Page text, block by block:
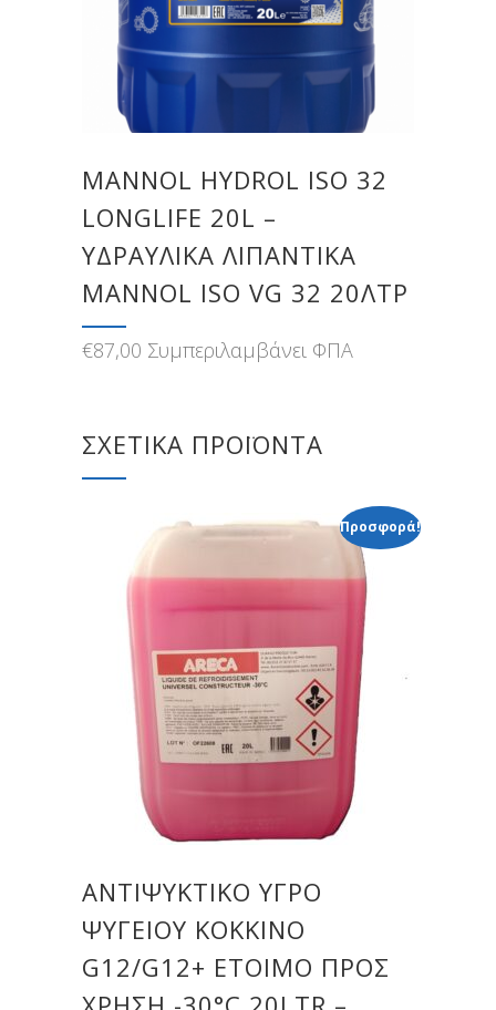
MANNOL HYDROL ISO 32
LONGLIFE 20L –
ΥΔΡΑΥΛΙΚΑ ΛΙΠΑΝΤΙΚΑ
MANNOL ISO VG 32 20ΛΤΡ
€87,00 Συμπεριλαμβάνει ΦΠΑ
ΣΧΕΤΙΚΆ ΠΡΟΪΌΝΤΑ
Προσφορά!
ΑΝΤΙΨΥΚΤΙΚΟ ΥΓΡΟ
ΨΥΓΕΙΟΥ ΚΟΚΚΙΝΟ
G12/G12+ ΕΤΟΙΜΟ ΠΡΟΣ